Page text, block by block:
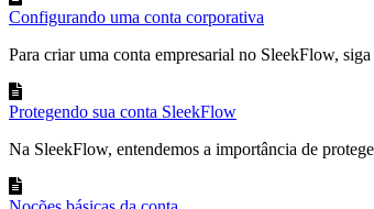
Configurando uma conta corporativa
Para criar uma conta empresarial no SleekFlow, siga
Protegendo sua conta SleekFlow
Na SleekFlow, entendemos a importância de